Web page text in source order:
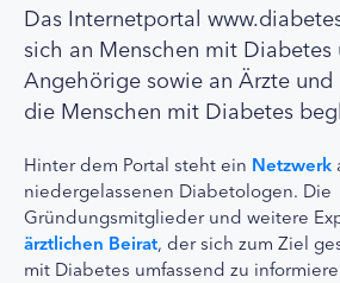
Das Internetportal
sich an Menschen mit Diabetes
Angehörige sowie an Ärzte und
die Menschen mit Diabetes
Hinter dem Portal steht ein Netzwerk
niedergelassenen Diabetologen. Die
Gründungsmitglieder und weitere
ärztlichen Beirat, der sich zum Ziel
mit Diabetes umfassend zu